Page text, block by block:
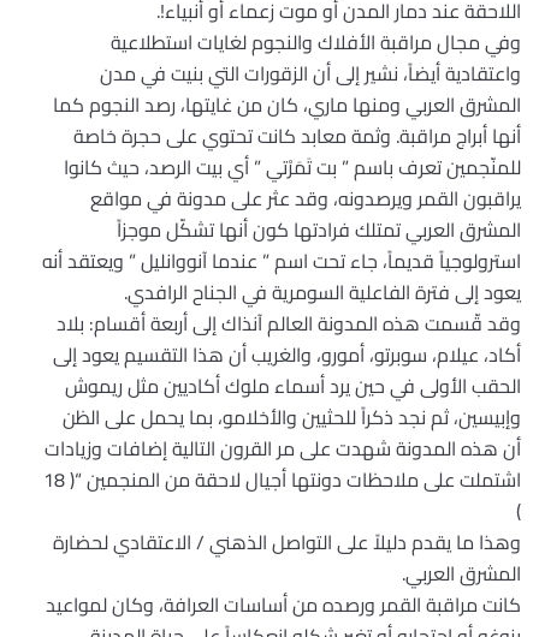
اللاحقة عند دمار المدن أو موت زعماء أو أنبياء!.
وفي مجال مراقبة الأفلاك والنجوم لغايات استطلاعية
واعتقادية أيضاً، نشير إلى أن الزقورات التي بنيت في مدن
المشرق العربي ومنها ماري، كان من غايتها، رصد النجوم كما
أنها أبراج مراقبة. وثمة معابد كانت تحتوي على حجرة خاصة
للمنّجمين تعرف باسم ” بت تَمَرْتي ” أي بيت الرصد، حيث كانوا
يراقبون القمر ويرصدونه، وقد عثر على مدونة في مواقع
المشرق العربي تمتلك فرادتها كون أنها تشكّل موجزاً
استرولوجياً قديماً، جاء تحت اسم ” عندما آنووانليل ” ويعتقد أنه
يعود إلى فترة الفاعلية السومرية في الجناح الرافدي.
وقد قّسمت هذه المدونة العالم آنذاك إلى أربعة أقسام: بلاد
أكاد، عيلام، سوبرتو، أمورو، والغريب أن هذا التقسيم يعود إلى
الحقب الأولى في حين يرد أسماء ملوك أكاديين مثل ريموش
وإبيسين، ثم نجد ذكراً للحثيين والأخلامو، بما يحمل على الظن
أن هذه المدونة شهدت على مر القرون التالية إضافات وزيادات
اشتملت على ملاحظات دونتها أجيال لاحقة من المنجمين “( 18
)
وهذا ما يقدم دليلاً على التواصل الذهني / الاعتقادي لحضارة
المشرق العربي.
كانت مراقبة القمر ورصده من أساسات العرافة، وكان لمواعيد